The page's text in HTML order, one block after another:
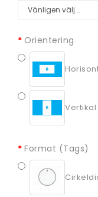
Orientering
Vertikal
Format (Tags)